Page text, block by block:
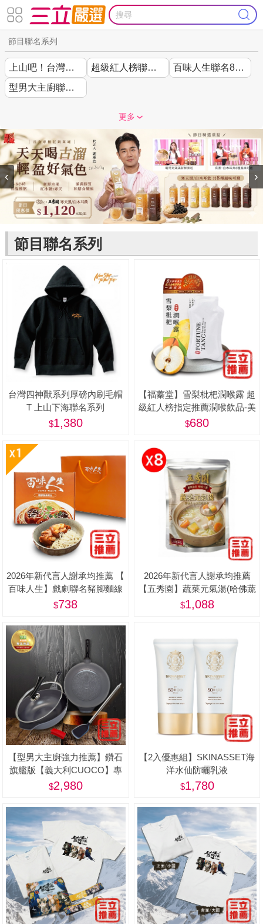
節目聯名系列
上山吧！台灣隊聯名 超級紅人榜聯名44折起
百味人生聯名85折起
型男大主廚聯名7折起
更多
‹ ›
節目聯名系列
台灣四神獸系列厚磅內刷毛帽
T 上山下海聯名系列
1,380
【福蓁堂】雪梨枇杷潤喉露 超
級紅人榜指定推薦潤喉飲品-美
680
2026年新代言人謝承均推薦 【
百味人生】戲劇聯名豬腳麵線
限量禮盒(滷豬腳500g+麵線
食品追溯追蹤系統制度（一
Q） <阿姐萬歲節目推薦>
738
2026年新代言人謝承均推薦
【五秀園】蔬菜元氣湯(哈佛蔬
菜湯) 8包特惠組(500g/包)-美
1,088
【型男大主廚強力推薦】鑽石
旗艦版【義大利CUOCO】專
利石墨烯S3-IH大寶鍋34cm(附
2,980
【2入優惠組】SKINASSET海
洋水仙防曬乳液
(SPF50+,PA++++)-美
1,780